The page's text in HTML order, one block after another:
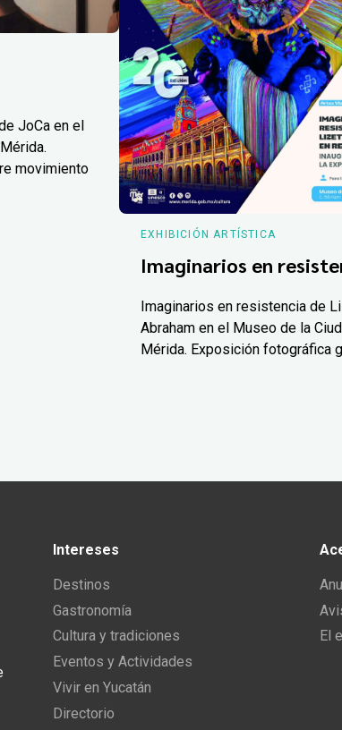
JoCa en el
movimiento
EXHIBICIÓN ARTÍSTICA
Imaginarios en
Imaginarios en resistencia de
Abraham en el Museo de la
Mérida. Exposición fotográfica
Intereses
Destinos
Gastronomía
Cultura y tradiciones
Eventos y Actividades
Vivir en Yucatán
Directorio
El